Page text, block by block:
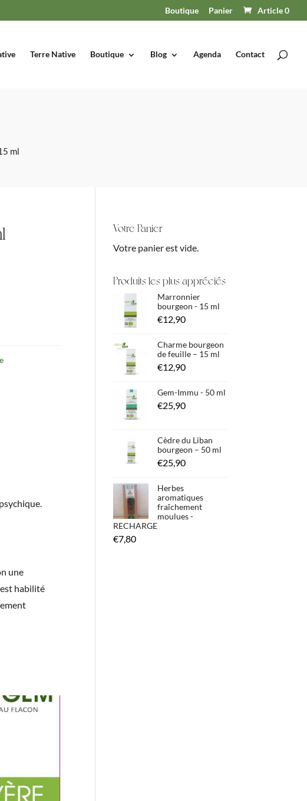
Boutique Panier Article 0
Terre Native Boutique Blog Agenda Contact
ml
une
habilité
Votre Panier
Votre panier est vide.
Produits les plus appréciés
Marronnier
bourgeon - 15 ml
€12,90
Charme bourgeon
de feuille – 15 ml
€12,90
Gem-Immu - 50 ml
€25,90
Cèdre du Liban
bourgeon – 50 ml
€25,90
Herbes
aromatiques
fraîchement
moulues -
RECHARGE
€7,80